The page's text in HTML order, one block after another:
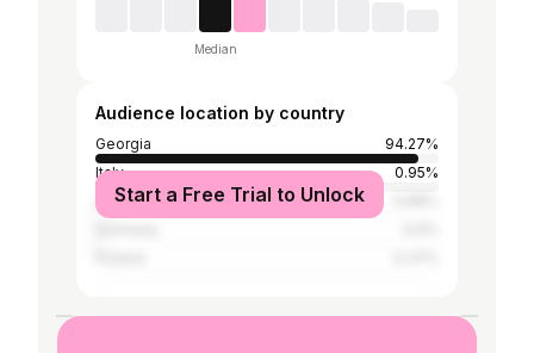
Median
Audience location by country
Georgia
94.27%
Italy
0.95%
United States
Start a Free Trial to Unlock